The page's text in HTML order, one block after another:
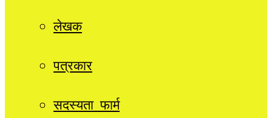
लेखक
पत्रकार
सदस्यता फार्म